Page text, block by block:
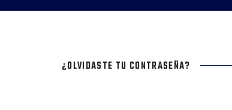
¿OLVIDASTE TU CONTRASEÑA?